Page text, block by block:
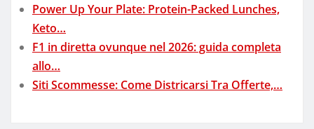
Power Up Your Plate: Protein-Packed Lunches,
Keto…
F1 in diretta ovunque nel 2026: guida completa
allo…
Siti Scommesse: Come Districarsi Tra Offerte,…